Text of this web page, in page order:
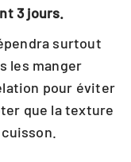
3 jours.
surtout
les manger
pour éviter
que la texture